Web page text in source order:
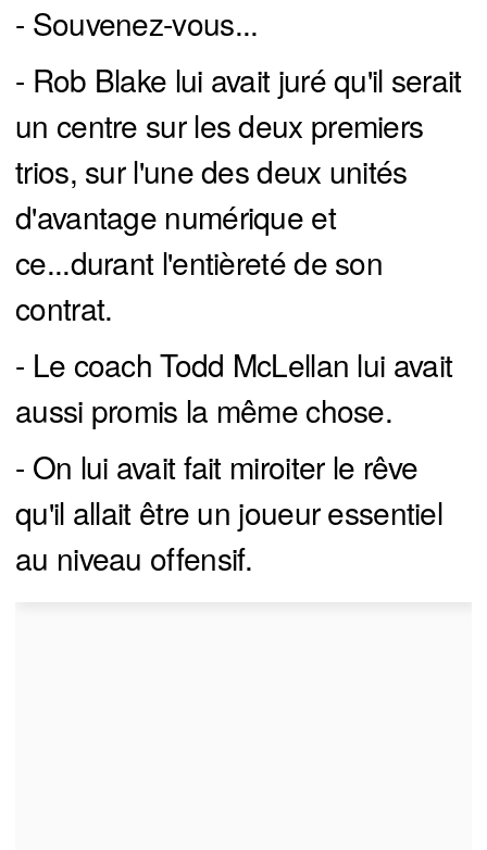
- Souvenez-vous...
- Rob Blake lui avait juré qu'il serait
un centre sur les deux premiers
trios, sur l'une des deux unités
d'avantage numérique et
ce...durant l'entièreté de son
contrat.
- Le coach Todd McLellan lui avait
aussi promis la même chose.
- On lui avait fait miroiter le rêve
qu'il allait être un joueur essentiel
au niveau offensif.